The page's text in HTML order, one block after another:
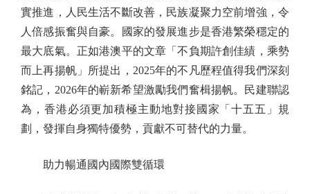
實推進，人民生活不斷改善，民族凝聚力空前增強，令
人倍感振奮與自豪。國家的發展進步是香港繁榮穩定的
最大底氣。正如港澳平的文章「不負期許創佳績，乘勢
而上再揚帆」所提出，2025年的不凡歷程值得我們深刻
銘記，2026年的嶄新希望激勵我們奮楫揚帆。民建聯認
為，香港必須更加積極主動地對接國家「十五五」規
劃，發揮自身獨特優勢，貢獻不可替代的力量。
助力暢通國內國際雙循環